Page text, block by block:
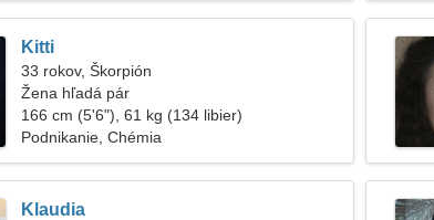
Kitti
33 rokov, Škorpión
Žena hľadá pár
166 cm (5'6"), 61 kg (134 libier)
Podnikanie, Chémia
Klaudia